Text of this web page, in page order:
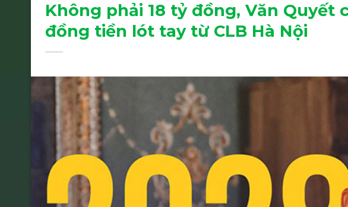
Không phải 18 tỷ đồng, Văn Quyết
đồng tiền lót tay từ CLB Hà Nội